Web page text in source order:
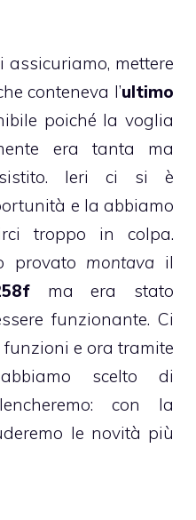
assicuriamo, mettere
conteneva l’ultimo
poiché la voglia
era tanta ma
Ieri ci si è
e la abbiamo
troppo in colpa.
provato montava il
ma era stato
funzionante. Ci
e ora tramite
scelto di
con la
le novità più